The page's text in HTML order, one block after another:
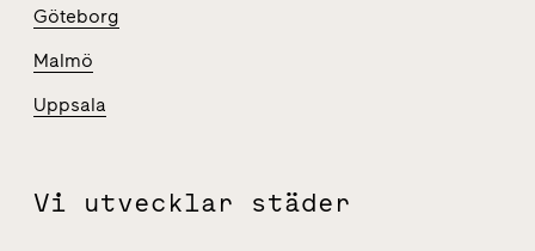
Göteborg
Malmö
Uppsala
Vi utvecklar städer